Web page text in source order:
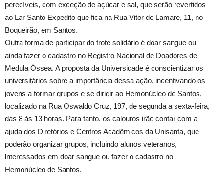
perecíveis, com exceção de açúcar e sal, que serão revertidos
ao Lar Santo Expedito que fica na Rua Vitor de Lamare, 11, no
Boqueirão, em Santos.
Outra forma de participar do trote solidário é doar sangue ou
ainda fazer o cadastro no Registro Nacional de Doadores de
Medula Óssea. A proposta da Universidade é conscientizar os
universitários sobre a importância dessa ação, incentivando os
jovens a formar grupos e se dirigir ao Hemonúcleo de Santos,
localizado na Rua Oswaldo Cruz, 197, de segunda a sexta-feira,
das 8 às 13 horas. Para tanto, os calouros irão contar com a
ajuda dos Diretórios e Centros Acadêmicos da Unisanta, que
poderão organizar grupos, incluindo alunos veteranos,
interessados em doar sangue ou fazer o cadastro no
Hemonúcleo de Santos.